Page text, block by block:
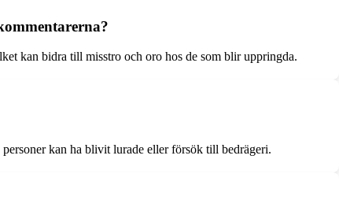
kan bidra till misstro och oro hos de som blir uppringda.
kan ha blivit lurade eller försök till bedrägeri.